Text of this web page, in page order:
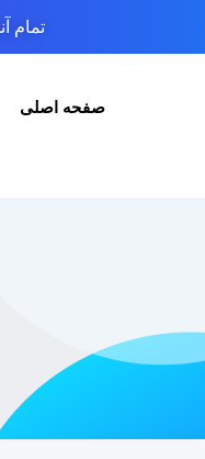
تمام
صفحه اصلی